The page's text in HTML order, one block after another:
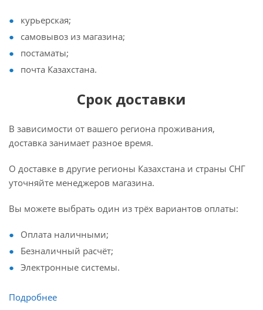
курьерская;
самовывоз из магазина;
постаматы;
почта Казахстана.
Срок доставки
В зависимости от вашего региона проживания,
доставка занимает разное время.
О доставке в другие регионы Казахстана и страны СНГ
уточняйте менеджеров магазина.
Вы можете выбрать один из трёх вариантов оплаты:
Оплата наличными;
Безналичный расчёт;
Электронные системы.
Подробнее